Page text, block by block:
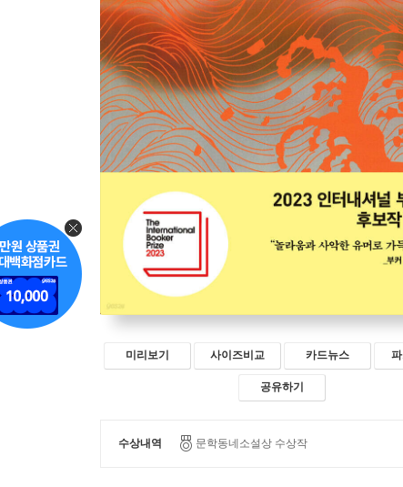
미리보기 사이즈비교 카드뉴스
공유하기
수상내역 문학동네소설상 수상작